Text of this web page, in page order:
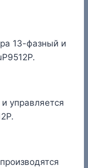
13-фазный и
управляется